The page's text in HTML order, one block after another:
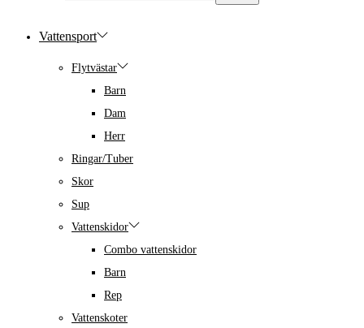
Vattensport
Flytvästar
Barn
Dam
Herr
Ringar/Tuber
Skor
Sup
Vattenskidor
Combo vattenskidor
Barn
Rep
Vattenskoter